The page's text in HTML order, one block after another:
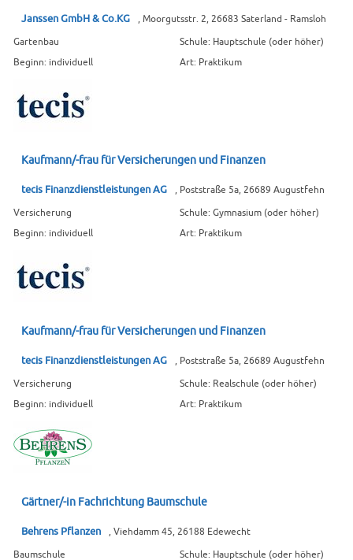
Janssen GmbH & Co.KG , Moorgutsstr. 2, 26683 Saterland - Ramsloh
Gartenbau
Schule: Hauptschule (oder höher)
Beginn: individuell
Art: Praktikum
Kaufmann/-frau für Versicherungen und Finanzen
tecis Finanzdienstleistungen AG , Poststraße 5a, 26689 Augustfehn
Versicherung
Schule: Gymnasium (oder höher)
Beginn: individuell
Art: Praktikum
Kaufmann/-frau für Versicherungen und Finanzen
tecis Finanzdienstleistungen AG , Poststraße 5a, 26689 Augustfehn
Versicherung
Schule: Realschule (oder höher)
Beginn: individuell
Art: Praktikum
Gärtner/-in Fachrichtung Baumschule
Behrens Pflanzen , Viehdamm 45, 26188 Edewecht
Baumschule
Schule: Hauptschule (oder höher)